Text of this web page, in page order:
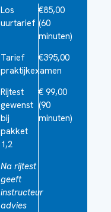
Los
uurtarief
€85,00
(60
minuten)
Tarief
praktijkexamen
€395,00
Rijtest
gewenst
bij
pakket
1,2
Na rijtest
geeft
instructeur
advies
€ 99,00
(90
minuten)